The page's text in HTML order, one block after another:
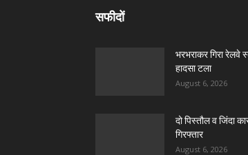
सफीदों
भरभराकर गिरा रेलवे
हादसा टला
August 6, 2026
दो पिस्तौल व जिंदा
गिरफ्तार
August 6, 2026